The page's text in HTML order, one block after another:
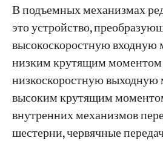
В подъемных механизмах
это устройство,
высокоскоростную входную
низким крутящим
низкоскоростную выходную
высоким крутящим
внутренних механизмов
шестерни, червячные